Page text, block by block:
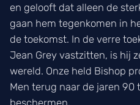
en gelooft dat alleen de
gaan hem tegenkomen in
de toekomst. In de verre
Jean Grey vastzitten, is hij
wereld. Onze held Bishop
Men terug naar de jaren 90
beschermen.